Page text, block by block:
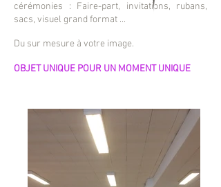
cérémonies : Faire-part, invitations, rubans,
sacs, visuel grand format ...
Du sur mesure à votre image.
OBJET UNIQUE POUR UN MOMENT UNIQUE